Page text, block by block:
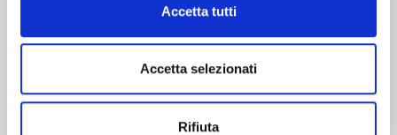
Accetta tutti
Accetta selezionati
Rifiuta
€ 5,90
Mostra tutto